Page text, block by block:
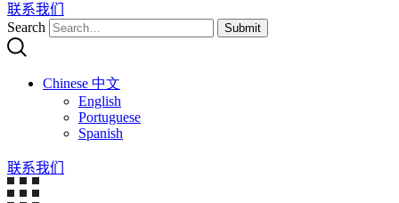
联系我们
Search
Submit
Chinese 中文
English
Portuguese
Spanish
联系我们